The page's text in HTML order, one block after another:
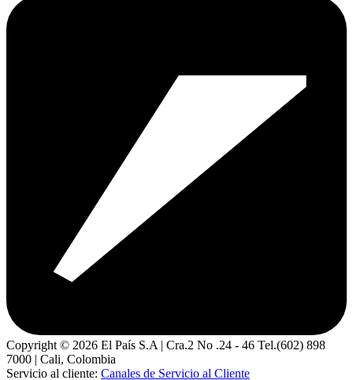
Copyright © 2026 El País S.A | Cra.2 No .24 - 46 Tel.(602) 898
7000 | Cali, Colombia
Servicio al cliente: Canales de Servicio al Cliente